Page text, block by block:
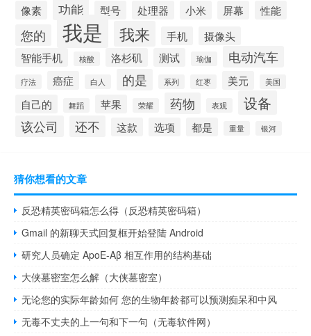
像素 功能 型号 处理器 小米 屏幕 性能
您的 我是 我来 手机
摄像头
智能手机
核酸 洛杉矶 测试 瑜伽 电动汽车
疗法 癌症 白人 的是 系列 红枣 美元 美国
自己的 舞蹈 苹果 荣耀 药物 表观 设备
该公司 还不 这款 选项 都是 重量 银河
猜你想看的文章
反恐精英密码箱怎么得（反恐精英密码箱）
Gmail 的新聊天式回复框开始登陆 Android
研究人员确定 ApoE-Aβ 相互作用的结构基础
大侠墓密室怎么解（大侠墓密室）
无论您的实际年龄如何 您的生物年龄都可以预测痴呆和中风
无毒不丈夫的上一句和下一句（无毒软件网）